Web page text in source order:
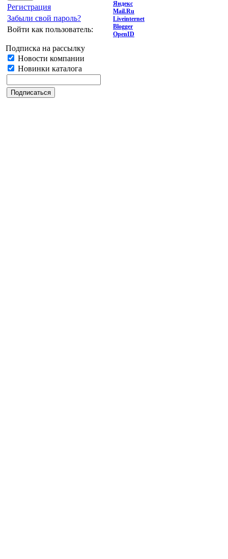
Регистрация
Забыли свой пароль?
Войти как пользователь:
Подписка на рассылку
Новости компании
Новинки каталога
Яндекс
Mail.Ru
Liveinternet
Blogger
OpenID